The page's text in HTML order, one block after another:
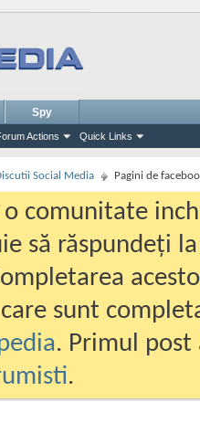
Actions Quick Links
Spy
Social Media Pagini de
o comunitate
să răspundeți
sunt
. Primul
.